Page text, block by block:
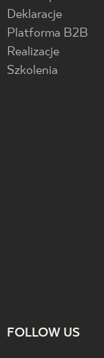
Deklaracje
Platforma B2B
Realizacje
Szkolenia
FOLLOW US